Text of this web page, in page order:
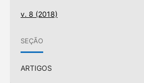
v. 8 (2018)
SEÇÃO
ARTIGOS